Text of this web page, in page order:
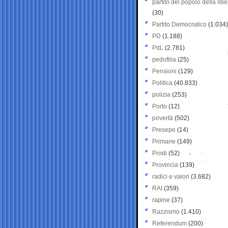
partito del popolo della
(30)
Partito Democratico (1.034)
PD (1.188)
PdL (2.781)
pedofilia (25)
Pensioni (129)
Politica (40.833)
polizia (253)
Porto (12)
povertà (502)
Presepe (14)
Primarie (149)
Prodi (52)
Provincia (139)
radici e valori (3.682)
RAI (359)
rapine (37)
Razzismo (1.410)
Referendum (200)